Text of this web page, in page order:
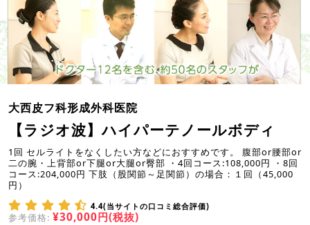
大西皮フ科形成外科医院
【ラジオ波】ハイパーテノールボディ
1回 セルライトをなくしたい方などにおすすめです。 腹部or腰部or
二の腕・上背部or下腿or大腿or臀部 ・4回コース:108,000円 ・8回
コース:204,000円 下肢（股関節～足関節）の場合：１回（45,000
円）
4.4(当サイトの口コミ総合評価)
参考価格: ¥30,000円(税抜)